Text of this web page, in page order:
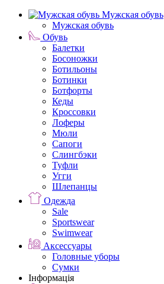
Мужская обувь
Мужская обувь
Обувь
Балетки
Босоножки
Ботильоны
Ботинки
Ботфорты
Кеды
Кроссовки
Лоферы
Мюли
Сапоги
Слингбэки
Туфли
Угги
Шлепанцы
Одежда
Sale
Sportswear
Swimwear
Аксессуары
Головные уборы
Сумки
Інформація